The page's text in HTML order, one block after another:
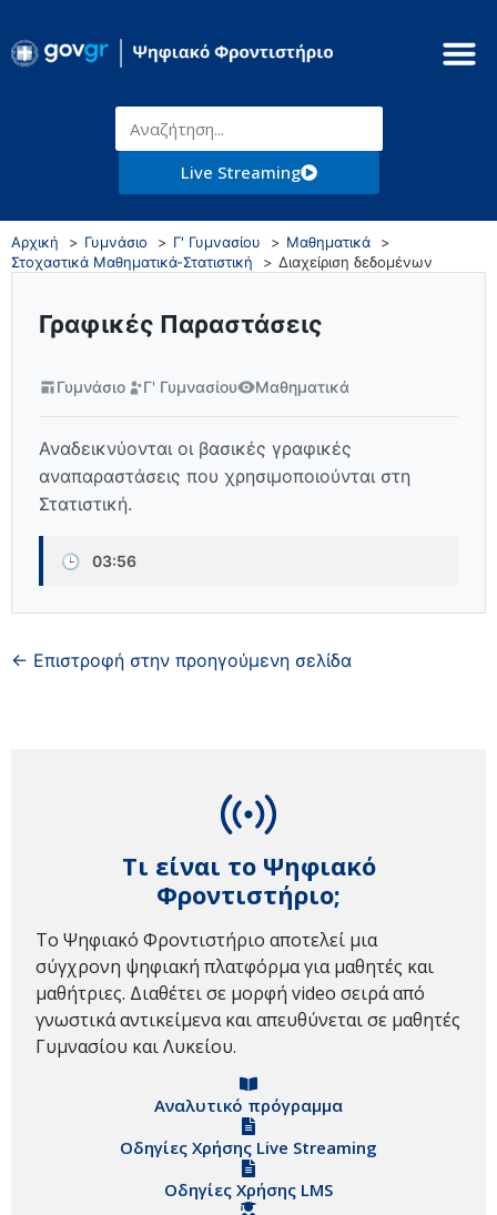
Live Streaming
Αρχική Γυμνάσιο Γ' Γυμνασίου
Μαθηματικά
Στοχαστικά Μαθηματικά-Στατιστική
Διαχείριση δεδομένων
Γραφικές Παραστάσεις
Γυμνάσιο Γ' Γυμνασίου Μαθηματικά
Αναδεικνύονται οι βασικές γραφικές
αναπαραστάσεις που χρησιμοποιούνται στη
Στατιστική.
🕒 03:56
← Επιστροφή στην προηγούμενη σελίδα
Τι είναι το Ψηφιακό
Φροντιστήριο;
Το Ψηφιακό Φροντιστήριο αποτελεί μια
σύγχρονη ψηφιακή πλατφόρμα για μαθητές και
μαθήτριες. Διαθέτει σε μορφή video σειρά από
γνωστικά αντικείμενα και απευθύνεται σε μαθητές
Γυμνασίου και Λυκείου.
Αναλυτικό πρόγραμμα
Οδηγίες Χρήσης Live Streaming
Οδηγίες Χρήσης LMS